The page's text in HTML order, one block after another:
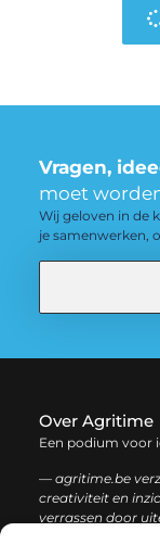
Vragen,
moet
Wij geloven in de
je samenwerken,
Over Agritime
Een podium voor
— agritime.be
creativiteit en
verrassen door